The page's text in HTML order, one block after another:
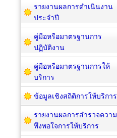
รายงานผลการดำเนินงาน
ประจำปี
คู่มือหรือมาตรฐานการ
ปฏิบัติงาน
คู่มือหรือมาตรฐานการให้
บริการ
ข้อมูลเชิงสถิติการให้บริการ
รายงานผลการสำรวจความ
พึงพอใจการให้บริการ